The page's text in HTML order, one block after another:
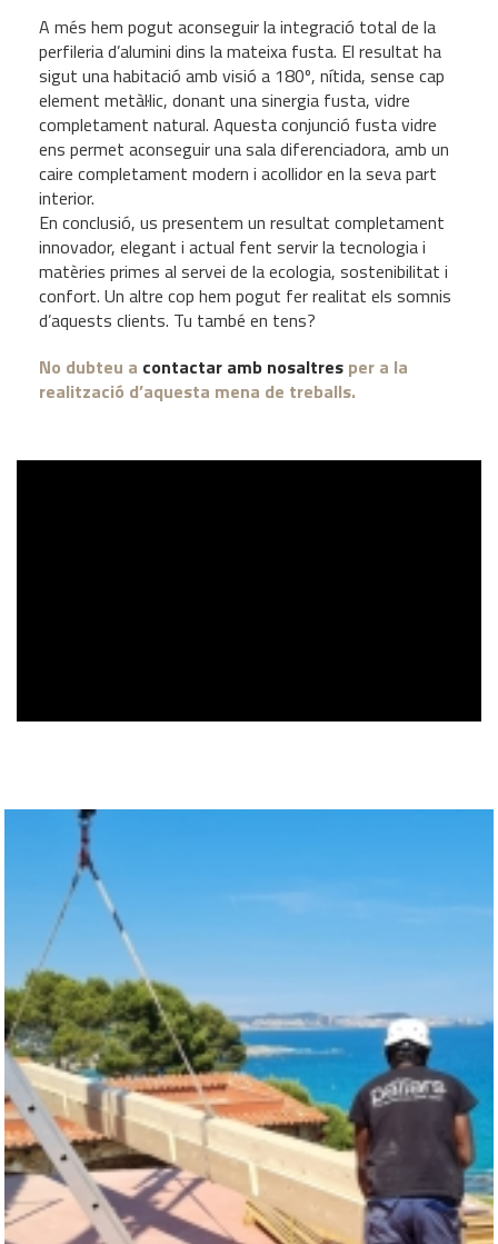
A més hem pogut aconseguir la integració total de la
perfileria d’alumini dins la mateixa fusta. El resultat ha
sigut una habitació amb visió a 180º, nítida, sense cap
element metàl·lic, donant una sinergia fusta, vidre
completament natural. Aquesta conjunció fusta vidre
ens permet aconseguir una sala diferenciadora, amb un
caire completament modern i acollidor en la seva part
interior.
En conclusió, us presentem un resultat completament
innovador, elegant i actual fent servir la tecnologia i
matèries primes al servei de la ecologia, sostenibilitat i
confort. Un altre cop hem pogut fer realitat els somnis
d’aquests clients. Tu també en tens?
No dubteu a contactar amb nosaltres per a la
realització d’aquesta mena de treballs.